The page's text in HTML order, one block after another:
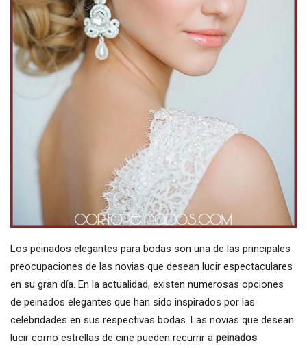
Los peinados elegantes para bodas son una de las principales
preocupaciones de las novias que desean lucir espectaculares
en su gran día. En la actualidad, existen numerosas opciones
de peinados elegantes que han sido inspirados por las
celebridades en sus respectivas bodas. Las novias que desean
lucir como estrellas de cine pueden recurrir a peinados